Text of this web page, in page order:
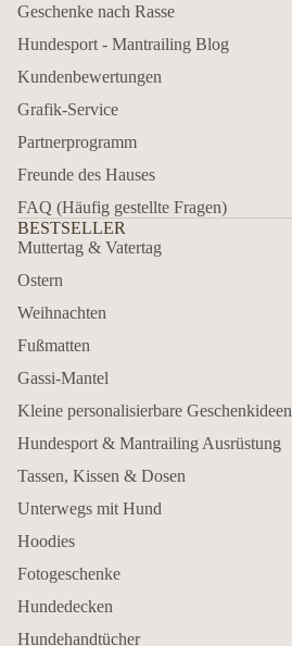
Geschenke nach Rasse
Hundesport - Mantrailing Blog
Kundenbewertungen
Grafik-Service
Partnerprogramm
Freunde des Hauses
FAQ (Häufig gestellte Fragen)
BESTSELLER
Muttertag & Vatertag
Ostern
Weihnachten
Fußmatten
Gassi-Mantel
Kleine personalisierbare Geschenkideen
Hundesport & Mantrailing Ausrüstung
Tassen, Kissen & Dosen
Unterwegs mit Hund
Hoodies
Fotogeschenke
Hundedecken
Hundehandtücher